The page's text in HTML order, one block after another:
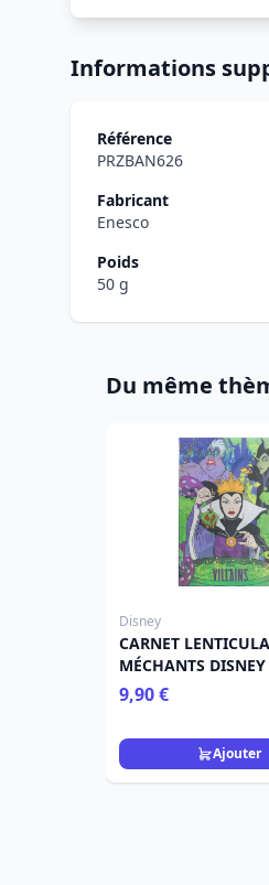
Informations
Référence
PRZBAN626
Fabricant
Enesco
Poids
50 g
Du même
Disney
CARNET
MÉCHANTS DISNEY
9,90 €
Ajouter